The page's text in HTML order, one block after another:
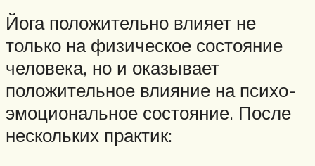
Йога положительно влияет не
только на физическое состояние
человека, но и оказывает
положительное влияние на психо-
эмоциональное состояние. После
нескольких практик: